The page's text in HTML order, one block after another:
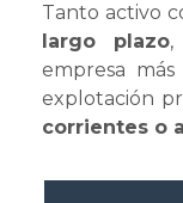
Tanto activo
largo plazo,
empresa
explotación
corrientes o